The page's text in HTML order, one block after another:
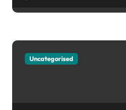
Uncategorised